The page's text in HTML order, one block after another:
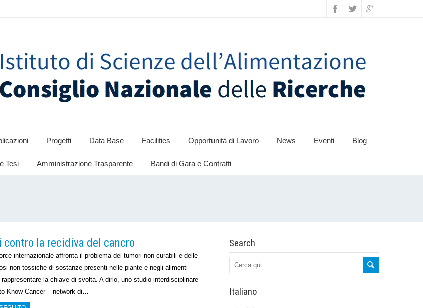
Progetti Data Base Facilities Opportunità di Lavoro News Eventi Blog
Tesi Amministrazione Trasparente Bandi di Gara e Contratti
la recidiva del cancro
internazionale affronta il problema dei tumori non curabili e delle
non tossiche di sostanze presenti nelle piante e negli alimenti
rappresentare la chiave di svolta. A dirlo, uno studio interdisciplinare
Know Cancer – network di…
Search
Italiano